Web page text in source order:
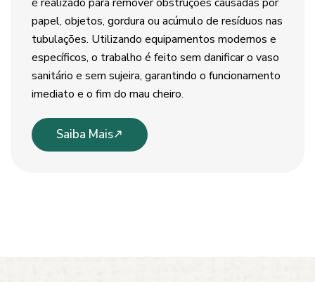
papel, objetos, gordura ou acúmulo de resíduos nas
tubulações. Utilizando equipamentos modernos e
específicos, o trabalho é feito sem danificar o vaso
sanitário e sem sujeira, garantindo o funcionamento
imediato e o fim do mau cheiro.
Saiba Mais